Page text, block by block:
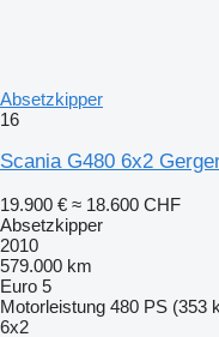
Absetzkipper
16
Scania G480 6x2
19.900 € ≈ 18.600 CHF
Absetzkipper
2010
579.000 km
Euro 5
Motorleistung 480 PS (353
6x2